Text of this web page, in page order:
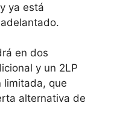
ya está
en dos
y un 2LP
limitada, que
alternativa de